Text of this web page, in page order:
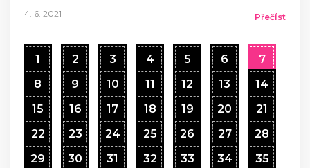
Přečíst
4. 6. 2021
1 2 3 4 5 6
7
8
9 10 11 12 13
14
15
16 17 18 19 20
21
22
23 24 25 26 27
28
29
30 31 32 33 34 35